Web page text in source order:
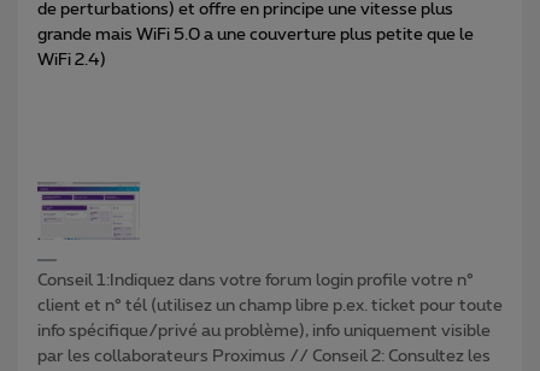
de perturbations) et offre en principe une vitesse plus
grande mais WiFi 5.0 a une couverture plus petite que le
WiFi 2.4)
Conseil 1:Indiquez dans votre forum login profile votre n°
client et n° tél (utilisez un champ libre p.ex. ticket pour toute
info spécifique/privé au problème), info uniquement visible
par les collaborateurs Proximus // Conseil 2: Consultez les